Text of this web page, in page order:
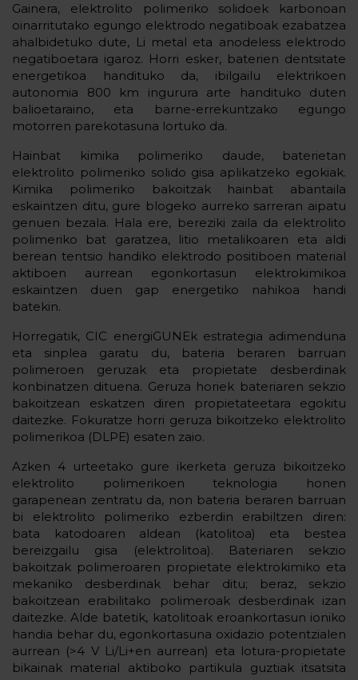
Gainera, elektrolito polimeriko solidoek karbonoan
oinarritutako egungo elektrodo negatiboak ezabatzea
ahalbidetuko dute, Li metal eta anodeless elektrodo
negatiboetara igaroz. Horri esker, baterien dentsitate
energetikoa handituko da, ibilgailu elektrikoen
autonomia 800 km ingurura arte handituko duten
balioetaraino, eta barne-errekuntzako egungo
motorren parekotasuna lortuko da.
Hainbat kimika polimeriko daude, baterietan
elektrolito polimeriko solido gisa aplikatzeko egokiak.
Kimika polimeriko bakoitzak hainbat abantaila
eskaintzen ditu, gure blogeko aurreko sarreran aipatu
genuen bezala. Hala ere, bereziki zaila da elektrolito
polimeriko bat garatzea, litio metalikoaren eta aldi
berean tentsio handiko elektrodo positiboen material
aktiboen aurrean egonkortasun elektrokimikoa
eskaintzen duen gap energetiko nahikoa handi
batekin.
Horregatik, CIC energiGUNEk estrategia adimenduna
eta sinplea garatu du, bateria beraren barruan
polimeroen geruzak eta propietate desberdinak
konbinatzen dituena. Geruza horiek bateriaren sekzio
bakoitzean eskatzen diren propietateetara egokitu
daitezke. Fokuratze horri geruza bikoitzeko elektrolito
polimerikoa (DLPE) esaten zaio.
Azken 4 urteetako gure ikerketa geruza bikoitzeko
elektrolito polimerikoen teknologia honen
garapenean zentratu da, non bateria beraren barruan
bi elektrolito polimeriko ezberdin erabiltzen diren:
bata katodoaren aldean (katolitoa) eta bestea
bereizgailu gisa (elektrolitoa). Bateriaren sekzio
bakoitzak polimeroaren propietate elektrokimiko eta
mekaniko desberdinak behar ditu; beraz, sekzio
bakoitzean erabilitako polimeroak desberdinak izan
daitezke. Alde batetik, katolitoak eroankortasun ioniko
handia behar du, egonkortasuna oxidazio potentzialen
aurrean (>4 V Li/Li+en aurrean) eta lotura-propietate
bikainak material aktiboko partikula guztiak itsatsita